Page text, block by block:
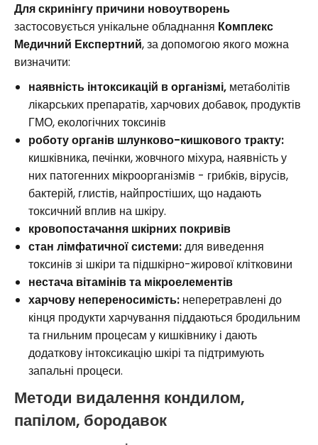
Для скринінгу причини новоутворень
застосовується унікальне обладнання Комплекс
Медичний Експертний, за допомогою якого можна
визначити:
наявність інтоксикацій в організмі, метаболітів
лікарських препаратів, харчових добавок, продуктів
ГМО, екологічних токсинів
роботу органів шлунково-кишкового тракту:
кишківника, печінки, жовчного міхура, наявність у
них патогенних мікроорганізмів - грибків, вірусів,
бактерій, глистів, найпростіших, що надають
токсичний вплив на шкіру.
кровопостачання шкірних покривів
стан лімфатичної системи:для виведення
токсинів зі шкіри та підшкірно-жирової клітковини
нестача вітамінів та мікроелементів
харчову непереносимість: неперетравлені до
кінця продукти харчування піддаються бродильним
та гнильним процесам у кишківнику і дають
додаткову інтоксикацію шкірі та підтримують
запальні процеси.
Методи видалення кондилом,
папілом, бородавок